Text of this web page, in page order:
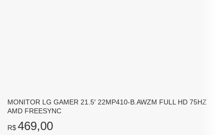
MONITOR LG GAMER 21.5′ 22MP410-B.AWZM FULL HD 75HZ
AMD FREESYNC
R$469,00